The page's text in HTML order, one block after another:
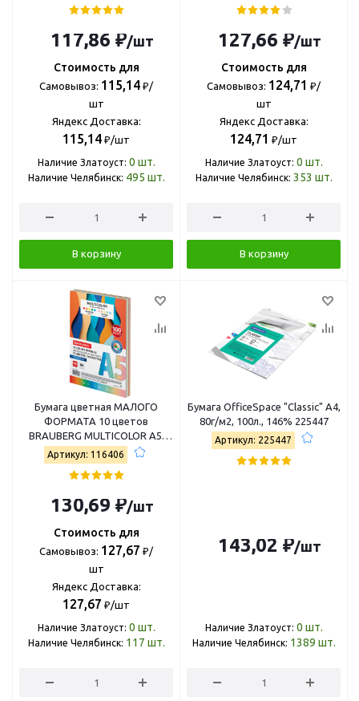
117,86 ₽/шт
Стоимость для
Самовывоз: 115,14 ₽/
шт
Яндекс Доставка:
115,14 ₽/шт
Наличие Златоуст: 0 шт.
Наличие Челябинск: 495 шт.
В корзину
127,66 ₽/шт
Стоимость для
Самовывоз: 124,71 ₽/
шт
Яндекс Доставка:
124,71 ₽/шт
Наличие Златоуст: 0 шт.
Наличие Челябинск: 353 шт.
В корзину
Бумага цветная МАЛОГО
ФОРМАТА 10 цветов
BRAUBERG MULTICOLOR А5,
80г/м2, 100л., (10цв.x10л),
116406
Артикул: 116406
130,69 ₽/шт
Стоимость для
Самовывоз: 127,67 ₽/
шт
Яндекс Доставка:
127,67 ₽/шт
Наличие Златоуст: 0 шт.
Наличие Челябинск: 117 шт.
Бумага OfficeSpace "Classic" А4,
80г/м2, 100л., 146% 225447
Артикул: 225447
143,02 ₽/шт
Наличие Златоуст: 0 шт.
Наличие Челябинск: 1389 шт.